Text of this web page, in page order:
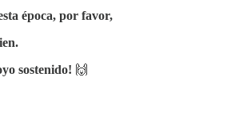
época, por favor,
sostenido! 🙌